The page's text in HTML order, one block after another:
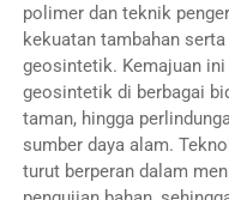
polimer dan teknik
kekuatan tambahan
geosintetik. Kemajuan
geosintetik di berbagai
taman, hingga
sumber daya alam.
turut berperan dalam